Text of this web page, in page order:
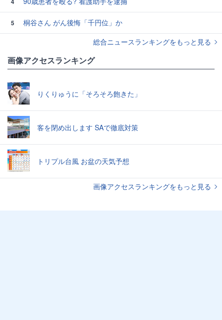
5
桐谷さん がん後悔「千円位」か
総合ニュースランキングをもっと見る
画像アクセスランキング
りくりゅうに「そろそろ飽きた」
客を閉め出します SAで徹底対策
トリプル台風 お盆の天気予想
画像アクセスランキングをもっと見る